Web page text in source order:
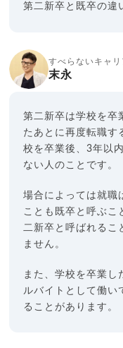
第二新卒と既卒の違
すべらないキャ
末永
第二新卒は学校を卒
たあとに再度転職す
校を卒業後、3年以
ない人のことです。
場合によっては就職
ことも既卒と呼ぶこ
二新卒と呼ばれるこ
ません。
また、学校を卒業し
ルバイトとして働い
ることがあります。